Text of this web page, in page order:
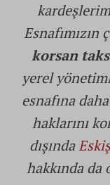
korsan
yerel
esnafına
haklarını
dışında
hakkında da